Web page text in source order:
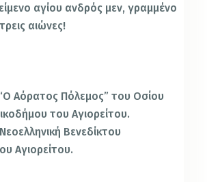
αγίου ανδρός μεν, γραμμένο
αιώνες!
Αόρατος Πόλεμος” του Οσίου
του Αγιορείτου.
Βενεδίκτου
Αγιορείτου.